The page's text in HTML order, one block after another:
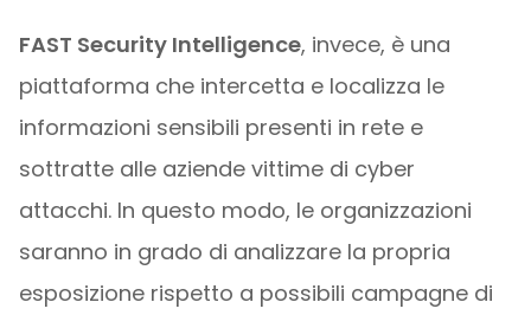
FAST Security Intelligence, invece, è una
piattaforma che intercetta e localizza le
informazioni sensibili presenti in rete e
sottratte alle aziende vittime di cyber
attacchi. In questo modo, le organizzazioni
saranno in grado di analizzare la propria
esposizione rispetto a possibili campagne di